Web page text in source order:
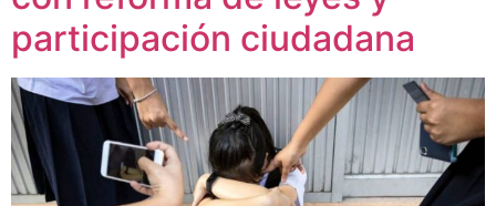
participación ciudadana